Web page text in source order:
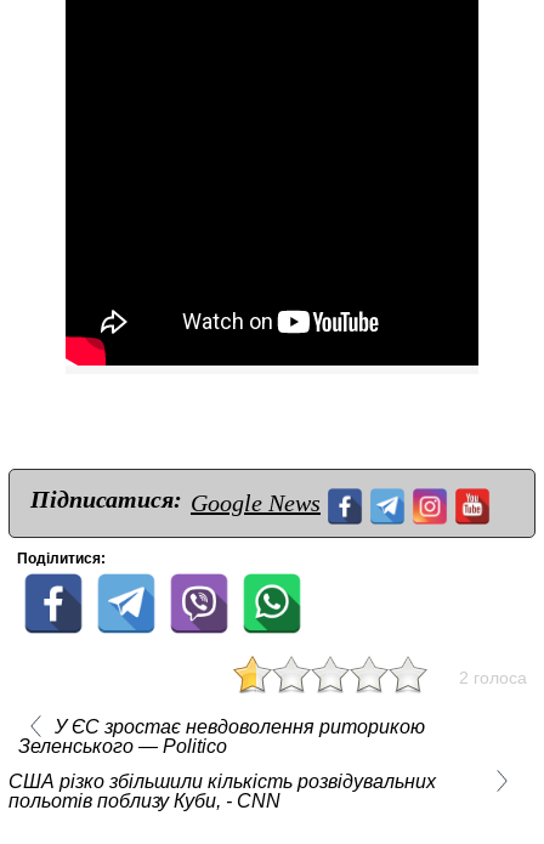
Підписатися: Google News
Поділитися:
2 голоса
У ЄС зростає невдоволення риторикою
Зеленського — Politico
США різко збільшили кількість розвідувальних
польотів поблизу Куби, - CNN